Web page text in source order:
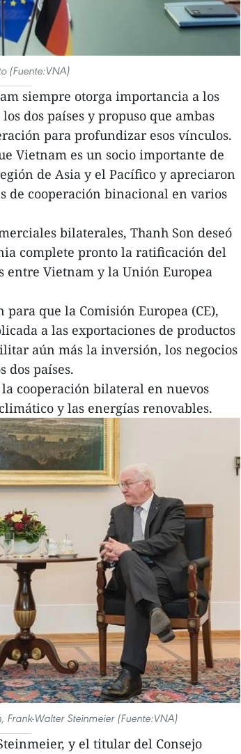
(Fuente:VNA)
siempre otorga importancia a los
dos países y propuso que ambas
para profundizar esos vínculos.
Vietnam es un socio importante de
de Asia y el Pacífico y apreciaron
de cooperación binacional en varios
bilaterales, Thanh Son deseó
complete pronto la ratificación del
entre Vietnam y la Unión Europea
que la Comisión Europea (CE),
a las exportaciones de productos
aún más la inversión, los negocios
dos países.
cooperación bilateral en nuevos
y las energías renovables.
Walter Steinmeier (Fuente:VNA)
y el titular del Consejo